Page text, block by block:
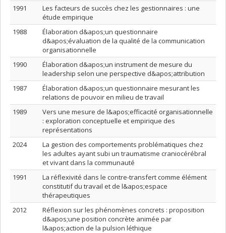
1991
Les facteurs de succès chez les gestionnaires : une
étude empirique
1988
Élaboration d&apos;un questionnaire
d&apos;évaluation de la qualité de la communication
organisationnelle
1990
Élaboration d&apos;un instrument de mesure du
leadership selon une perspective d&apos;attribution
1987
Élaboration d&apos;un questionnaire mesurant les
relations de pouvoir en milieu de travail
1989
Vers une mesure de l&apos;efficacité organisationnelle
: exploration conceptuelle et empirique des
représentations
2024
La gestion des comportements problématiques chez
les adultes ayant subi un traumatisme craniocérébral
et vivant dans la communauté
1991
La réflexivité dans le contre-transfert comme élément
constitutif du travail et de l&apos;espace
thérapeutiques
2012
Réflexion sur les phénomènes concrets : proposition
d&apos;une position concrète animée par
l&apos;action de la pulsion léthique